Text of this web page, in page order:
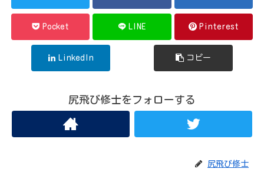
Pocket LINE Pinterest
LinkedIn コピー
尻飛び修士をフォローする
尻飛び修士